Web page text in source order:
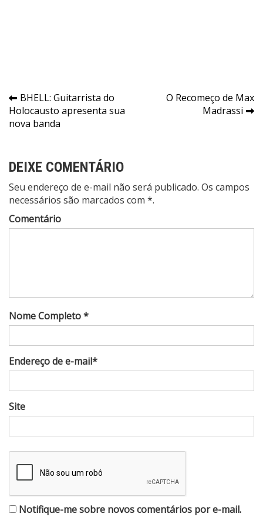
Navegação
de
BHELL: Guitarrista do
Holocausto apresenta sua
nova banda
O Recomeço de Max
Madrassi
DEIXE COMENTÁRIO
Seu endereço de e-mail não será publicado. Os campos
necessários são marcados com *.
Comentário
Nome Completo *
Endereço de e-mail*
Site
Notifique-me sobre novos comentários por e-mail.